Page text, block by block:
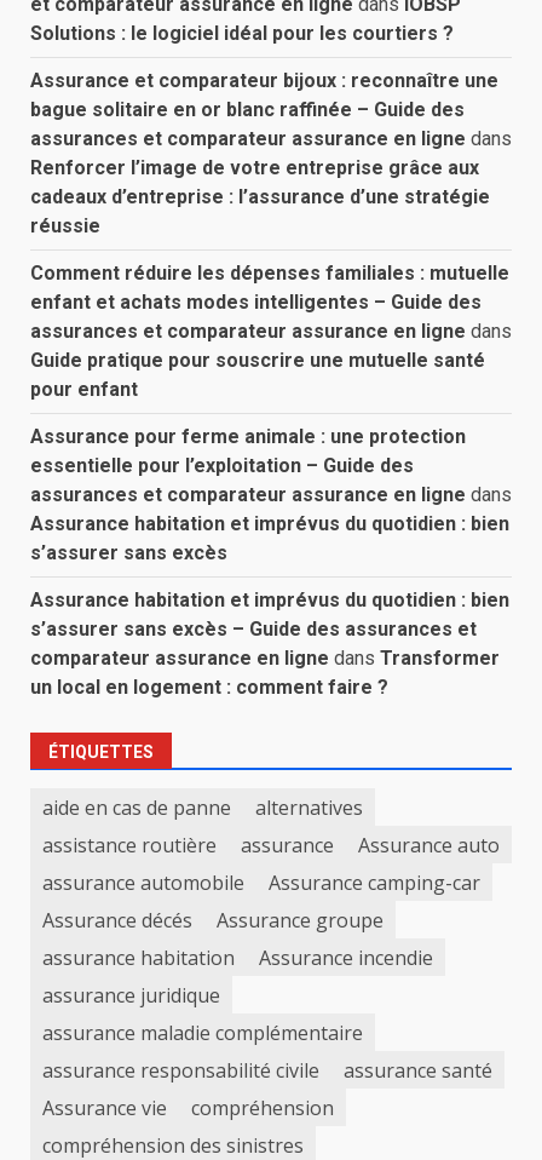
Solutions : le logiciel idéal pour les courtiers ?
Assurance et comparateur bijoux : reconnaître une
bague solitaire en or blanc raffinée – Guide des
assurances et comparateur assurance en ligne dans
Renforcer l’image de votre entreprise grâce aux
cadeaux d’entreprise : l’assurance d’une stratégie
réussie
Comment réduire les dépenses familiales : mutuelle
enfant et achats modes intelligentes – Guide des
assurances et comparateur assurance en ligne dans
Guide pratique pour souscrire une mutuelle santé
pour enfant
Assurance pour ferme animale : une protection
essentielle pour l’exploitation – Guide des
assurances et comparateur assurance en ligne dans
Assurance habitation et imprévus du quotidien : bien
s’assurer sans excès
Assurance habitation et imprévus du quotidien : bien
s’assurer sans excès – Guide des assurances et
comparateur assurance en ligne dans Transformer
un local en logement : comment faire ?
ÉTIQUETTES
aide en cas de panne
alternatives
assistance routière
assurance
Assurance auto
assurance automobile
Assurance camping-car
Assurance décés
Assurance groupe
assurance habitation
Assurance incendie
assurance juridique
assurance maladie complémentaire
assurance responsabilité civile
assurance santé
Assurance vie
compréhension
compréhension des sinistres